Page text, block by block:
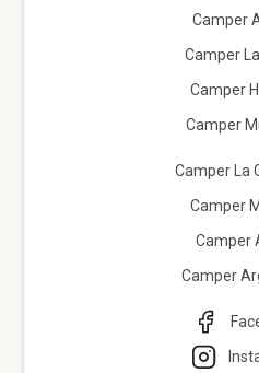
Camper
Camper
Camper
Camper
Camper La
Camper
Camper
Camper